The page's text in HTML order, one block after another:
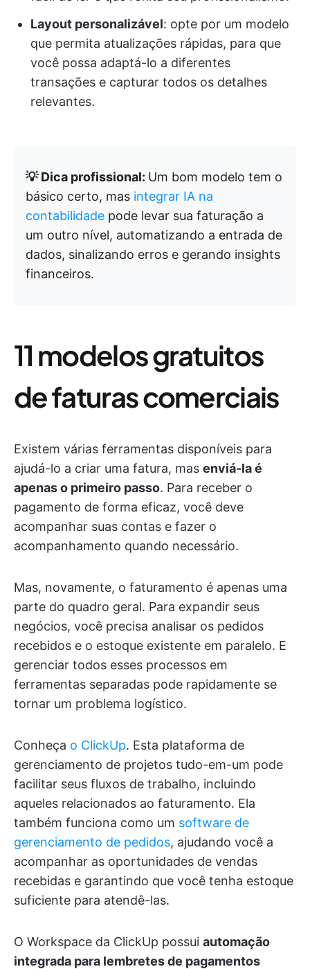
Layout personalizável: opte por um modelo
que permita atualizações rápidas, para que
você possa adaptá-lo a diferentes
transações e capturar todos os detalhes
relevantes.
💡 Dica profissional: Um bom modelo tem o
básico certo, mas integrar IA na
contabilidade pode levar sua faturação a
um outro nível, automatizando a entrada de
dados, sinalizando erros e gerando insights
financeiros.
11 modelos gratuitos
de faturas comerciais
Existem várias ferramentas disponíveis para
ajudá-lo a criar uma fatura, mas enviá-la é
apenas o primeiro passo. Para receber o
pagamento de forma eficaz, você deve
acompanhar suas contas e fazer o
acompanhamento quando necessário.
Mas, novamente, o faturamento é apenas uma
parte do quadro geral. Para expandir seus
negócios, você precisa analisar os pedidos
recebidos e o estoque existente em paralelo. E
gerenciar todos esses processos em
ferramentas separadas pode rapidamente se
tornar um problema logístico.
Conheça o ClickUp. Esta plataforma de
gerenciamento de projetos tudo-em-um pode
facilitar seus fluxos de trabalho, incluindo
aqueles relacionados ao faturamento. Ela
também funciona como um software de
gerenciamento de pedidos, ajudando você a
acompanhar as oportunidades de vendas
recebidas e garantindo que você tenha estoque
suficiente para atendê-las.
O Workspace da ClickUp possui automação
integrada para lembretes de pagamentos